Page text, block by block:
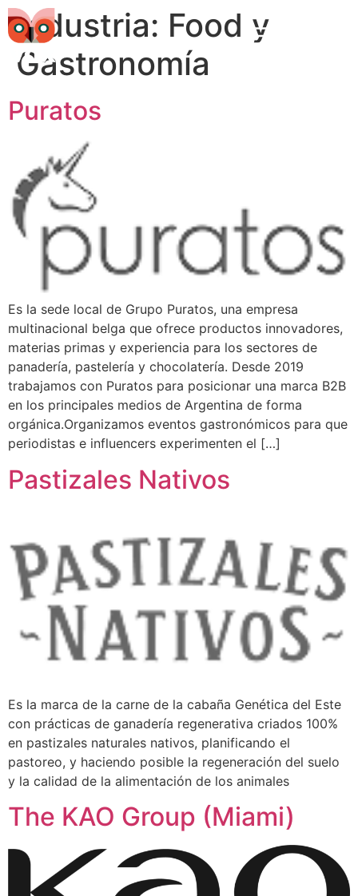
Industria: Food y
Gastronomía
Puratos
Es la sede local de Grupo Puratos, una empresa
multinacional belga que ofrece productos innovadores,
materias primas y experiencia para los sectores de
panadería, pastelería y chocolatería. Desde 2019
trabajamos con Puratos para posicionar una marca B2B
en los principales medios de Argentina de forma
orgánica.Organizamos eventos gastronómicos para que
periodistas e influencers experimenten el […]
Pastizales Nativos
Es la marca de la carne de la cabaña Genética del Este
con prácticas de ganadería regenerativa criados 100%
en pastizales naturales nativos, planificando el
pastoreo, y haciendo posible la regeneración del suelo
y la calidad de la alimentación de los animales
The KAO Group (Miami)